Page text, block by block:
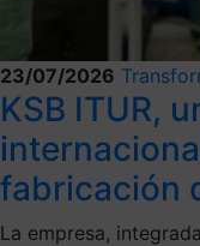
23/07/2026
KSB ITUR,
fabricación
La empresa,